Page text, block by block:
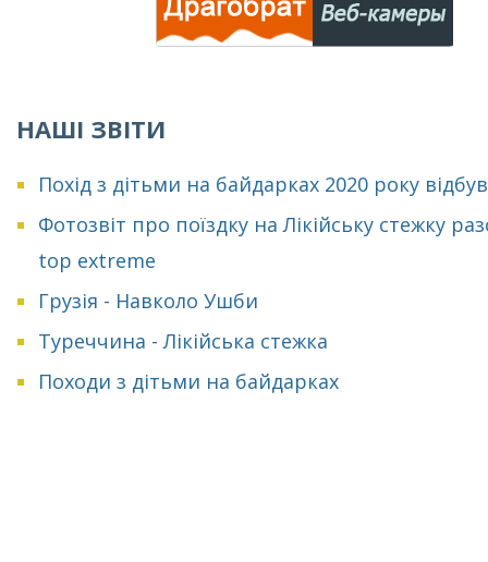
НАШІ ЗВІТИ
Похід з дітьми на байдарках 2020 року
Фотозвіт про поїздку на Лікійську стежку
top extreme
Грузія - Навколо Ушби
Туреччина - Лікійська стежка
Походи з дітьми на байдарках